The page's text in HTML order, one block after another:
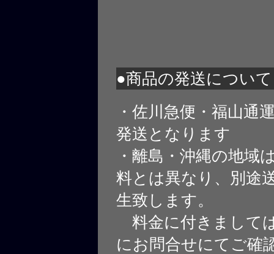
●商品の発送について
・佐川急便・福山通
発送となります
・離島・沖縄の地域
料とは異なり、別途
生致します。
料金に付きまして
にお問合せにてご確